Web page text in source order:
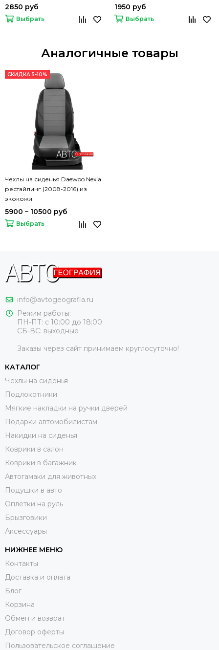
2850 руб
Выбрать
1950 руб
Выбрать
Аналогичные товары
СКИДКА 5-10%
Чехлы на сиденья Daewoo Nexia
рестайлинг (2008-2016) из
экокожи
5900 – 10500 руб
Выбрать
info@avtogeografia.ru
Режим работы:
ПН-ПТ: с 10:00 до 18:00
СБ-ВС: выходные
Заказы через сайт принимаем круглосуточно!
КАТАЛОГ
Чехлы на сиденья
Подлокотники
Мягкие накладки на ручки дверей
Подарки автомобилистам
Накидки на сиденья
Коврики в салон
Коврики в багажник
Автогамаки для животных
Подушки в авто
Оплетки на руль
Брызговики
Аксессуары
НИЖНЕЕ МЕНЮ
Контакты
Доставка и оплата
Блог
Корзина
Обмен и возврат
Договор оферты
Пользовательское соглашение